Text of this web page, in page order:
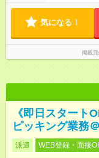
気になる！
掲載
《即日スタート
ピッキング業務
派遣 WEB登録・面接